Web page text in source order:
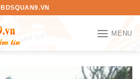
BDSQUAN9.VN
MENU